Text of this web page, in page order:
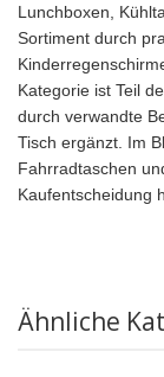
Lunchboxen,
Sortiment durch
Kategorie ist Teil
durch verwandte
Tisch ergänzt. Im
Fahrradtaschen
Kaufentscheidung
Ähnliche